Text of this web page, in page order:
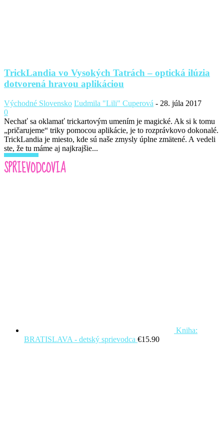
TrickLandia vo Vysokých Tatrách – optická ilúzia
dotvorená hravou aplikáciou
Východné Slovensko Ľudmila "Lili" Cuperová - 28. júla 2017
0
Nechať sa oklamať trickartovým umením je magické. Ak si k tomu
„pričarujeme“ triky pomocou aplikácie, je to rozprávkovo dokonalé.
TrickLandia je miesto, kde sú naše zmysly úplne zmätené. A vedeli
ste, že tu máme aj najkrajšie...
Read more
SPRIEVODCOVIA
Kniha:
BRATISLAVA - detský sprievodca €15.90